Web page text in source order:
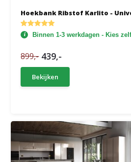
Hoekbank Ribstof Karlito -
Binnen 1-3 werkdagen - Kies
899,- 439,-
Bekijken